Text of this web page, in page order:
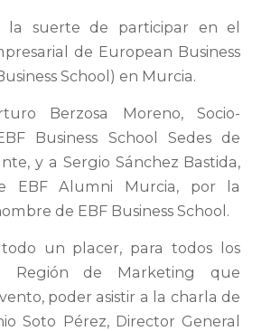
la suerte de participar en el
de European Business
School) en Murcia.
Berzosa Moreno, Socio-
Business School Sedes de
y a Sergio Sánchez Bastida,
EBF Alumni Murcia, por la
de EBF Business School.
un placer, para todos los
Región de Marketing que
poder asistir a la charla de
Soto Pérez, Director General